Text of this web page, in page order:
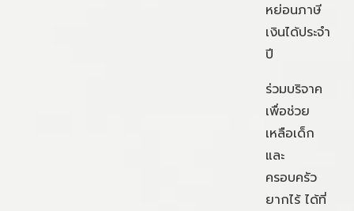
หย่อนภาษี
เงินได้ประจำ
ปี
ร่วมบริจาค
เพื่อช่วย
เหลือเด็ก
และ
ครอบครัว
ยากไร้ ได้ที่